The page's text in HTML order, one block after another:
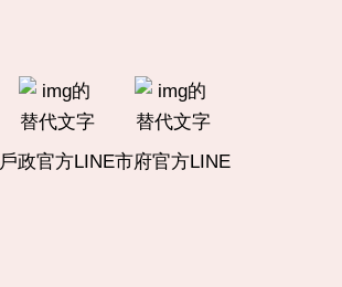
戶政官方LINE市府官方LINE